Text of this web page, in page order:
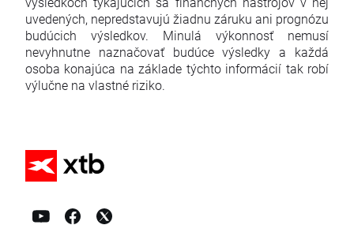
uvedených, nepredstavujú žiadnu záruku ani prognózu
budúcich výsledkov. Minulá výkonnosť nemusí
nevyhnutne naznačovať budúce výsledky a každá
osoba konajúca na základe týchto informácií tak robí
výlučne na vlastné riziko.